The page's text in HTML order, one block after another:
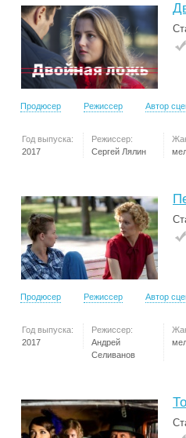
Продюсер Режиссер Автор
Год выпуска:
2017
Режиссер:
Сергей Лялин
Продюсер Режиссер Автор
Год выпуска:
2017
Режиссер:
Андрей
Селиванов